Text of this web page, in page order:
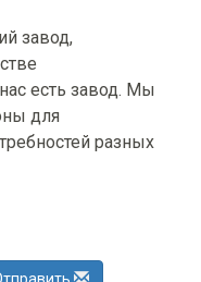
завод,
есть завод. Мы
для
разных